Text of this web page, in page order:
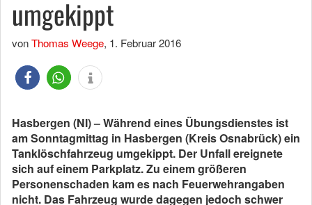
umgekippt
vonThomas Weege, 1. Februar 2016
Hasbergen (NI) – Während eines Übungsdienstes ist
am Sonntagmittag in Hasbergen (Kreis Osnabrück) ein
Tanklöschfahrzeug umgekippt. Der Unfall ereignete
sich auf einem Parkplatz. Zu einem größeren
Personenschaden kam es nach Feuerwehrangaben
nicht. Das Fahrzeug wurde dagegen jedoch schwer